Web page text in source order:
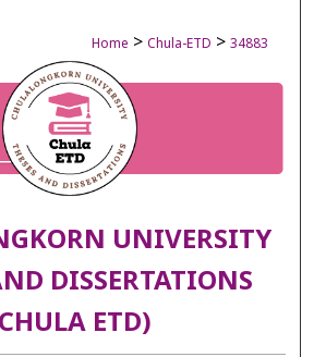
Home > Chula-ETD > 34883
UNIVERSITY
DISSERTATIONS
ETD)